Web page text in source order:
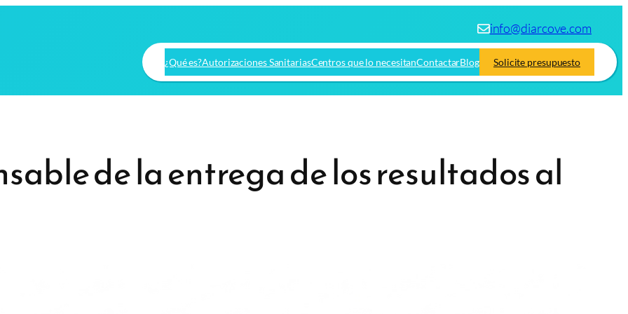
info@diarcove.com
¿Qué es?Autorizaciones SanitariasCentros que lo necesitanContactarBlog Solicite presupuesto
de la entrega de los resultados al